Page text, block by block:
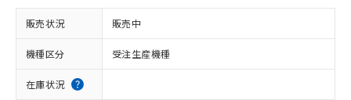
販売状況 販売中
機種区分 受注生産機種
在庫状況